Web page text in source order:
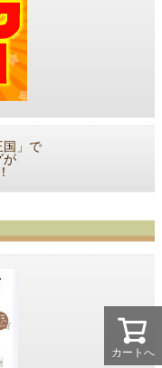
カートへ
国」で
が